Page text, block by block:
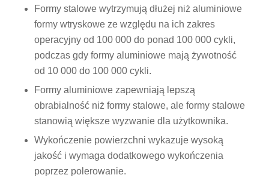
Formy stalowe wytrzymują dłużej niż aluminiowe
formy wtryskowe ze względu na ich zakres
operacyjny od 100 000 do ponad 100 000 cykli,
podczas gdy formy aluminiowe mają żywotność
od 10 000 do 100 000 cykli.
Formy aluminiowe zapewniają lepszą
obrabialność niż formy stalowe, ale formy stalowe
stanowią większe wyzwanie dla użytkownika.
Wykończenie powierzchni wykazuje wysoką
jakość i wymaga dodatkowego wykończenia
poprzez polerowanie.
ES_MX